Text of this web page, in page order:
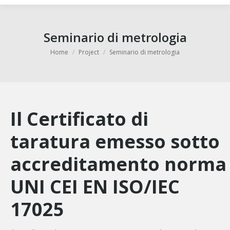
Seminario di metrologia
Tu sei qui:
Home Project Seminario di metrologia
Il Certificato di
taratura emesso sotto
accreditamento norma
UNI CEI EN ISO/IEC
17025